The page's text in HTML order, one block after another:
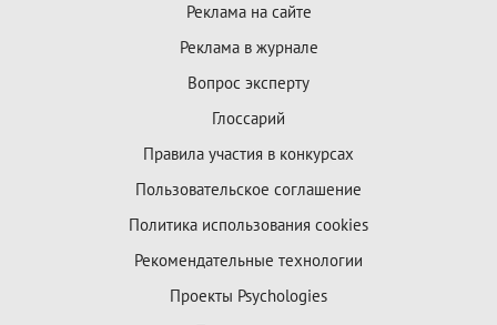
Реклама на сайте
Реклама в журнале
Вопрос эксперту
Глоссарий
Правила участия в конкурсах
Пользовательское соглашение
Политика использования cookies
Рекомендательные технологии
Проекты Psychologies